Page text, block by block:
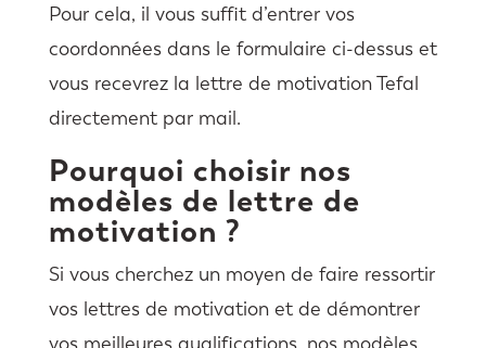
Pour cela, il vous suffit d’entrer vos
coordonnées dans le formulaire ci-dessus et
vous recevrez la lettre de motivation Tefal
directement par mail.
Pourquoi choisir nos
modèles de lettre de
motivation ?
Si vous cherchez un moyen de faire ressortir
vos lettres de motivation et de démontrer